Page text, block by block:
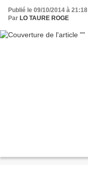
Publié le 09/10/2014 à 21:18
Par LO TAURE ROGE